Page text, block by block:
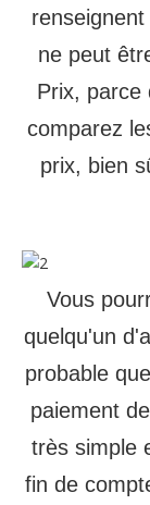
ne peut
Prix, parce
comparez
prix, bien
Vous
quelqu'un
probable
paiement
très simple
fin de